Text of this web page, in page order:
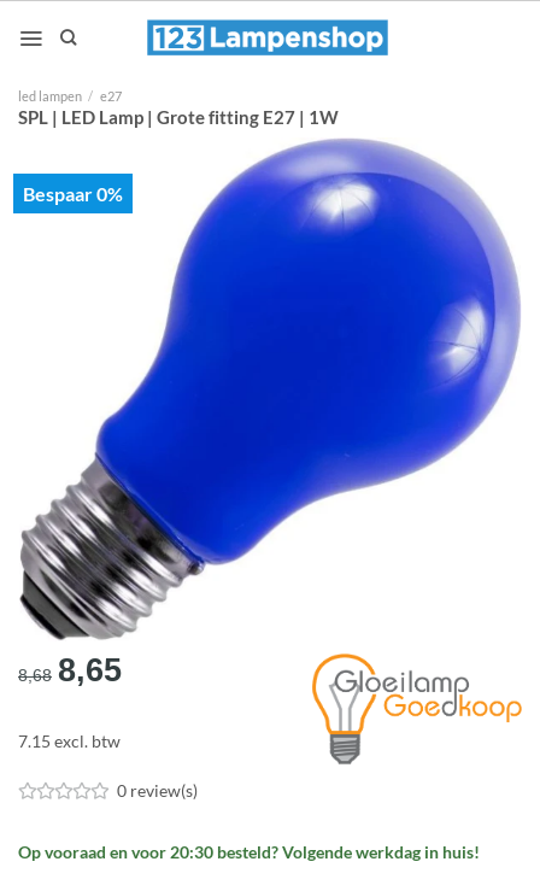
naar
led lampen / e27
SPL | LED Lamp | Grote fitting E27 | 1W
Bespaar 0%
8,68 Oorspronkelijke
prijs
was:
8,65Huidige
7.15 excl. btw
0 review(s)
Op vooraad en voor 20:30 besteld? Volgende werkdag in huis!